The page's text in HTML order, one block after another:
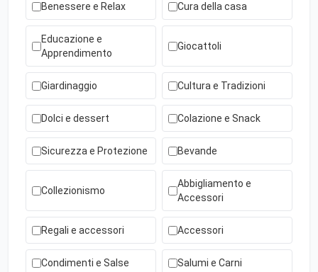
Benessere e Relax Cura della casa
Educazione e
Apprendimento
Giocattoli
Giardinaggio Cultura e Tradizioni
Dolci e dessert Colazione e Snack
Sicurezza e Protezione Bevande
Collezionismo
Abbigliamento e
Accessori
Regali e accessori Accessori
Condimenti e Salse Salumi e Carni